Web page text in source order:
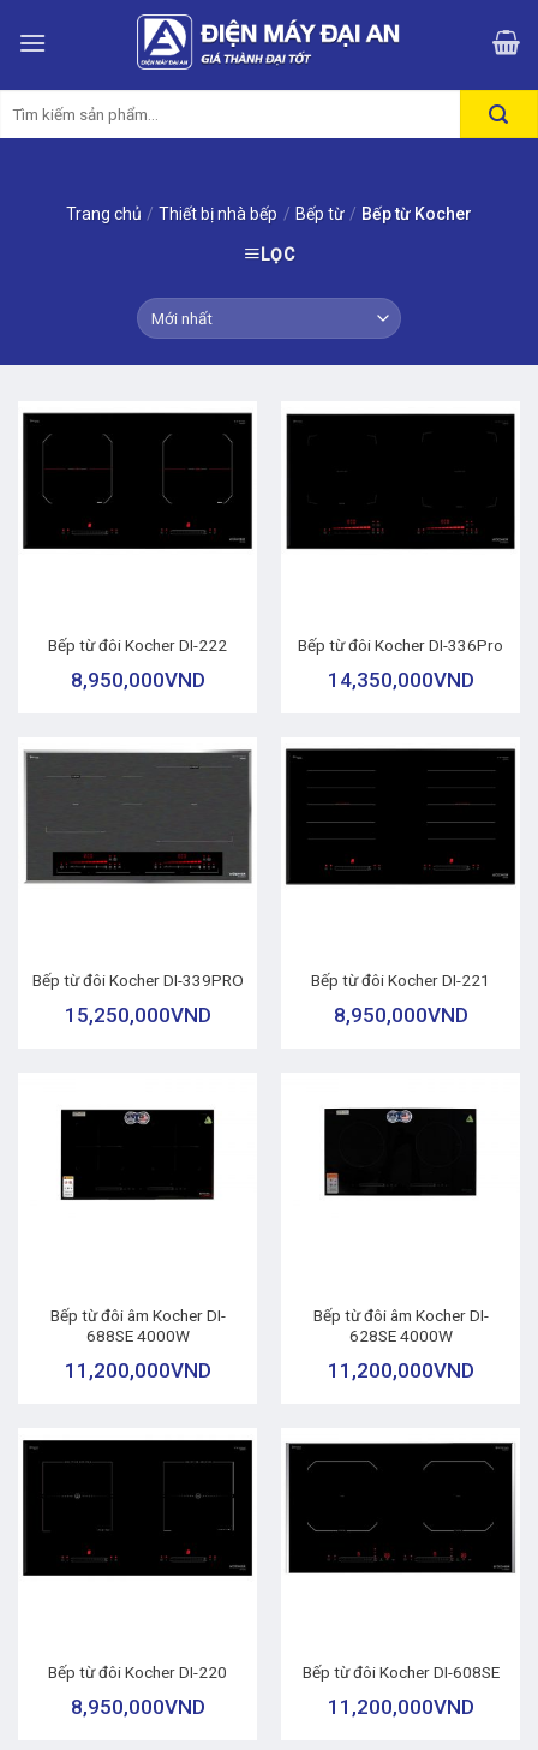
kiếm:
Trang chủ / Thiết bị nhà bếp / Bếp từ / Bếp từ Kocher
LỌC
Bếp từ đôi Kocher DI-222
8,950,000VND
Bếp từ đôi Kocher DI-336Pro
14,350,000VND
Bếp từ đôi Kocher DI-339PRO
15,250,000VND
Bếp từ đôi Kocher DI-221
8,950,000VND
Bếp từ đôi âm Kocher DI-
688SE 4000W
11,200,000VND
Bếp từ đôi âm Kocher DI-
628SE 4000W
11,200,000VND
Bếp từ đôi Kocher DI-220
8,950,000VND
Bếp từ đôi Kocher DI-608SE
11,200,000VND